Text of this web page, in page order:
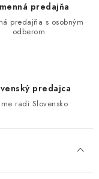
predajňa
predajňa s osobným
odberom
predajca
radi Slovensko